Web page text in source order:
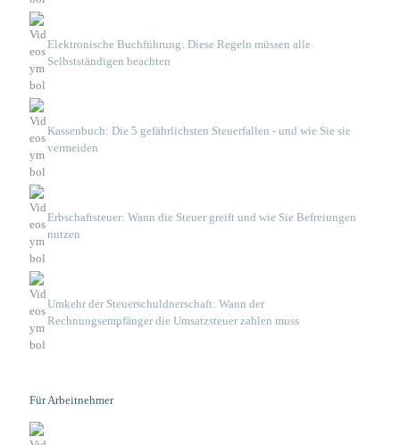
Elektronische Buchführung: Diese Regeln müssen alle
Selbstständigen beachten
Kassenbuch: Die 5 gefährlichsten Steuerfallen - und wie Sie sie
vermeiden
Erbschaftsteuer: Wann die Steuer greift und wie Sie Befreiungen
nutzen
Umkehr der Steuerschuldnerschaft: Wann der
Rechnungsempfänger die Umsatzsteuer zahlen muss
Für Arbeitnehmer